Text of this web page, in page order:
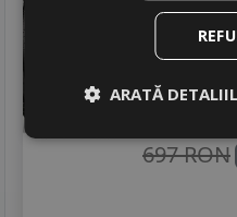
Consum A
Aderenta
697 RON
ARATĂ